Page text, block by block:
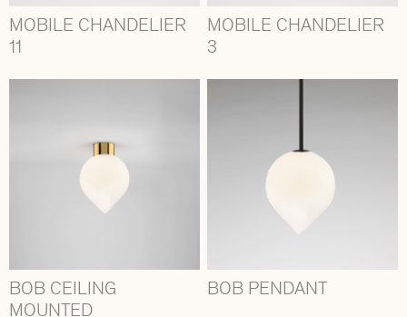
MOBILE CHANDELIER
11
MOBILE CHANDELIER
3
BOB CEILING
MOUNTED
BOB PENDANT